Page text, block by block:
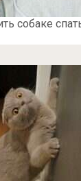
собаке